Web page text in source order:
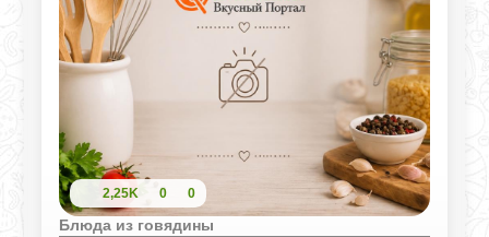
2,25K 0 0
Блюда из говядины